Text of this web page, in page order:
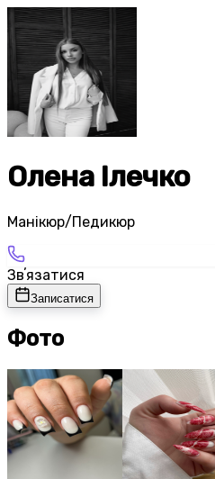
Олена Ілечко
Манікюр/Педикюр
Звʼязатися
Записатися
Фото